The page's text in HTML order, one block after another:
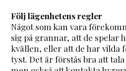
Följ lägenhetens regler
Något som kan vara
sig på grannar, att de spelar
kvällen, eller att de har vilda
tyst. Det är förstås bra att